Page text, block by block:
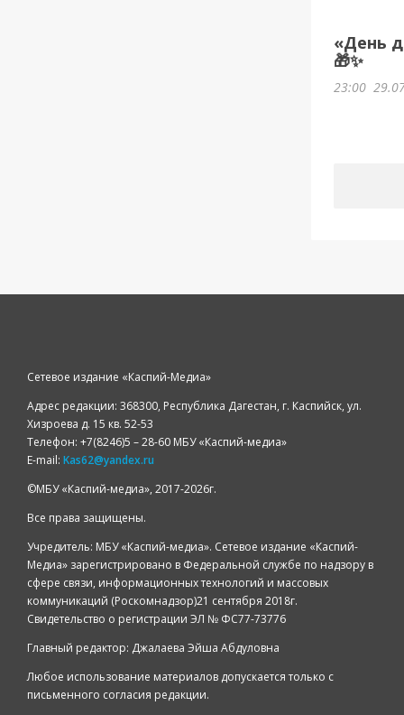
«День
🎁✨
23:00
Сетевое издание «Каспий-Медиа»
Адрес редакции: 368300, Республика Дагестан, г. Каспийск, ул.
Хизроева д. 15 кв. 52-53
Телефон: +7(8246)5 – 28-60 МБУ «Каспий-медиа»
E-mail: Kas62@yandex.ru
©️МБУ «Каспий-медиа», 2017-2026г.
Все права защищены.
Учредитель: МБУ «Каспий-медиа». Сетевое издание «Каспий-
Медиа» зарегистрировано в Федеральной службе по надзору в
сфере связи, информационных технологий и массовых
коммуникаций (Роскомнадзор)21 сентября 2018г.
Свидетельство о регистрации ЭЛ № ФС77-73776
Главный редактор: Джалаева Эйша Абдуловна
Любое использование материалов допускается только с
письменного согласия редакции.